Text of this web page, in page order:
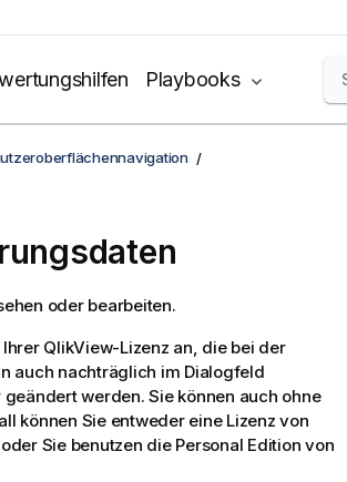
Playbooks
oder bearbeiten.
QlikView-Lizenz an, die bei der
auch nachträglich im Dialogfeld
werden. Sie können auch ohne
können Sie entweder eine Lizenz von
Sie benutzen die Personal Edition von